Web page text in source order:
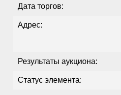
Дата торгов:
Адрес:
Результаты аукциона:
Статус элемента: